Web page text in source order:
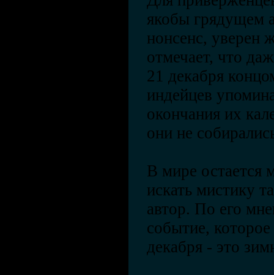
якобы грядущем
нонсенс, уверен
отмечает, что
21 декабря
индейцев
окончания их
они не
В мире остается
искать мистику
автор. По его
событие,
декабря - это